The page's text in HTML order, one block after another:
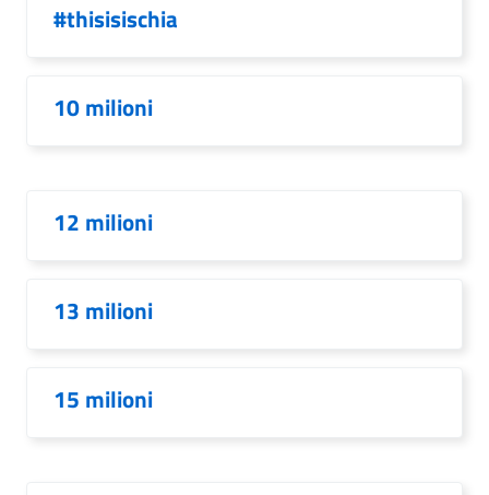
#thisisischia
10 milioni
12 milioni
13 milioni
15 milioni